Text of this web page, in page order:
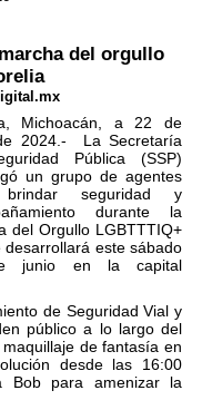
del orgullo
Michoacán, a 22 de
2024.- La Secretaría
Pública (SSP)
un grupo de agentes
seguridad y
durante la
del Orgullo LGBTTTIQ+
desarrollará este sábado
junio en la capital
de Seguridad Vial y
público a lo largo del
de fantasía en
desde las 16:00
Bob para amenizar la